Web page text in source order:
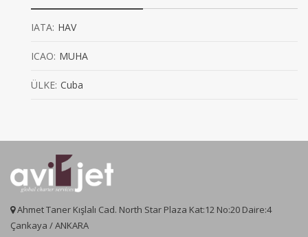
IATA: HAV
ICAO: MUHA
ÜLKE: Cuba
Ahmet Taner Kışlalı Cad. North Star Plaza Kat:12 No:20 Daire:4
Çankaya / ANKARA